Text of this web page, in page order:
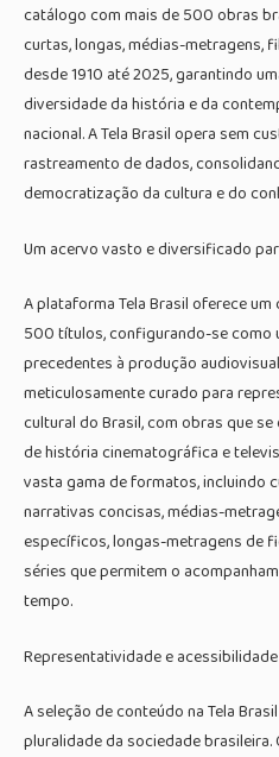
catálogo com mais de 500 obras
curtas, longas, médias-metragens,
desde 1910 até 2025, garantindo
diversidade da história e da
nacional. A Tela Brasil opera sem
rastreamento de dados,
democratização da cultura e do
Um acervo vasto e diversificado
A plataforma Tela Brasil oferece
500 títulos, configurando-se como
precedentes à produção
meticulosamente curado para
cultural do Brasil, com obras que
de história cinematográfica e
vasta gama de formatos, incluindo
narrativas concisas, médias-
específicos, longas-metragens de
séries que permitem o
tempo.
Representatividade e
A seleção de conteúdo na Tela
pluralidade da sociedade